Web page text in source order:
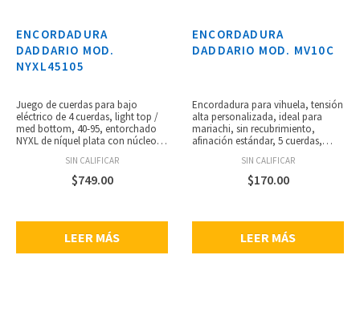
ENCORDADURA
DADDARIO MOD.
NYXL45105
Juego de cuerdas para bajo
eléctrico de 4 cuerdas, light top /
med bottom, 40-95, entorchado
NYXL de níquel plata con núcleo
dinámico amplio y gran respuesta
armónica, se adapta a bajos de
escala larga de hasta 361/4”
armónicos acentuados, calibres:
.045, .065, .085, .105.
SIN CALIFICAR
$749.00
LEER MÁS
ENCORDADURA
DADDARIO MOD. MV10C
Encordadura para vihuela, tensión
alta personalizada, ideal para
mariachi, sin recubrimiento,
afinación estándar, 5 cuerdas,
ProArte de D’Addario, empaque
respetuoso con el medio ambiente
y resistente a la corrosión, hecho
SIN CALIFICAR
$170.00
LEER MÁS